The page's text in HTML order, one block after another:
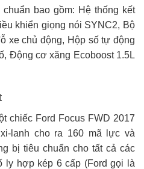
bao gồm: Hệ thống kết
khiển giọng nói SYNC2, Bộ
xe chủ động, Hộp số tự động
Động cơ xăng Ecoboost 1.5L
chiếc Ford Focus FWD 2017
lanh cho ra 160 mã lực và
bị tiêu chuẩn cho tất cả các
ly hợp kép 6 cấp (Ford gọi là